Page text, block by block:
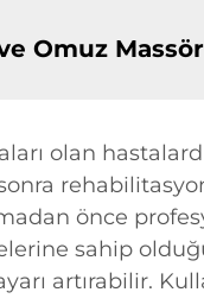
Omuz
olan
önce
sahip
artırabilir.